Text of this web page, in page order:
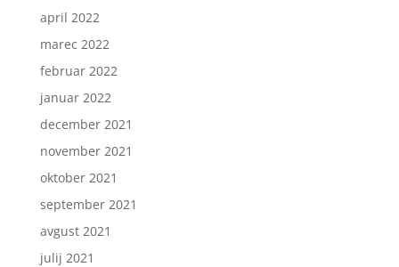
april 2022
marec 2022
februar 2022
januar 2022
december 2021
november 2021
oktober 2021
september 2021
avgust 2021
julij 2021